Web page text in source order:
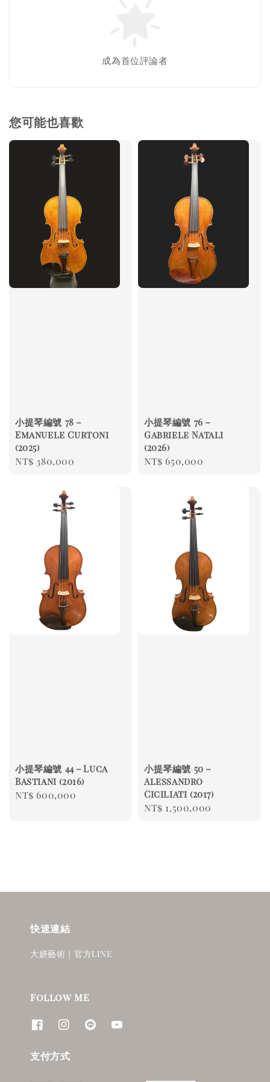
成為首位評論者
您可能也喜歡
小提琴編號 78－
Emanuele Curtoni
(2025)
Regular
NT$ 380,000
小提琴編號 76－
Gabriele Natali
(2026)
Regular
NT$ 650,000
小提琴編號 44－Luca
Bastiani (2016)
Regular
NT$ 600,000
小提琴編號 50－
Alessandro
Ciciliati (2017)
Regular
NT$ 1,500,000
快速連結
大妍藝術｜官方LINE
Follow ME
支付方式